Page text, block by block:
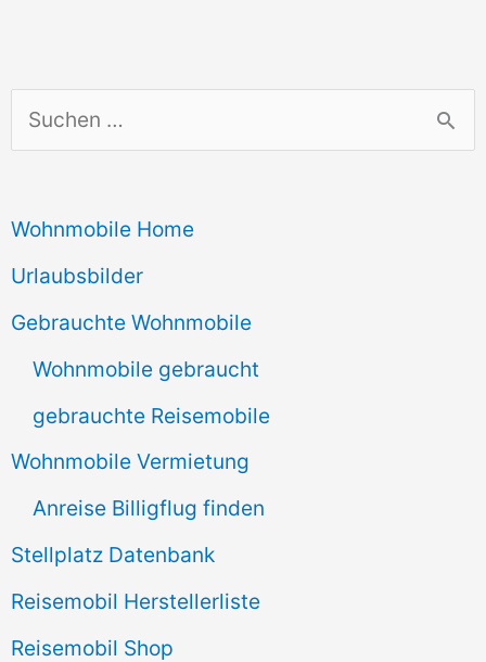
u
h
e
n
Wohnmobile Home
Urlaubsbilder
Gebrauchte Wohnmobile
Wohnmobile gebraucht
gebrauchte Reisemobile
Wohnmobile Vermietung
Anreise Billigflug finden
Stellplatz Datenbank
Reisemobil Herstellerliste
Reisemobil Shop